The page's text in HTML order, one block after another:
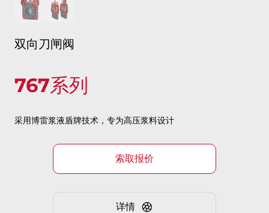
双向刀闸阀
767系列
采用博雷浆液盾牌技术，专为高压浆料设计
索取报价
详情